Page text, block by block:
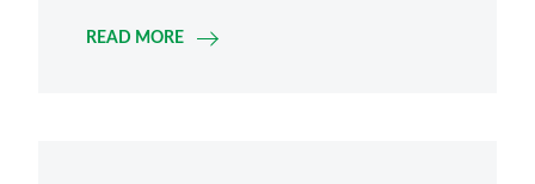
READ MORE